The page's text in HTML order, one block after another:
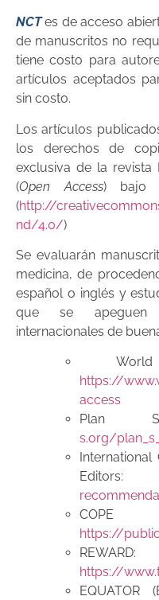
NCTes de acceso
de manuscritos no
tiene costo para
artículos aceptados
sin costo.
Los artículos
los derechos de
exclusiva de la
(Open Access) bajo
(http://
nd/4.0/)
Se evaluarán
medicina, de
español o inglés y
que se apeguen
internacionales de
World
https://
access
Plan
s.org/
Editors:
COPE
https://
REWARD:
https://
EQUATOR